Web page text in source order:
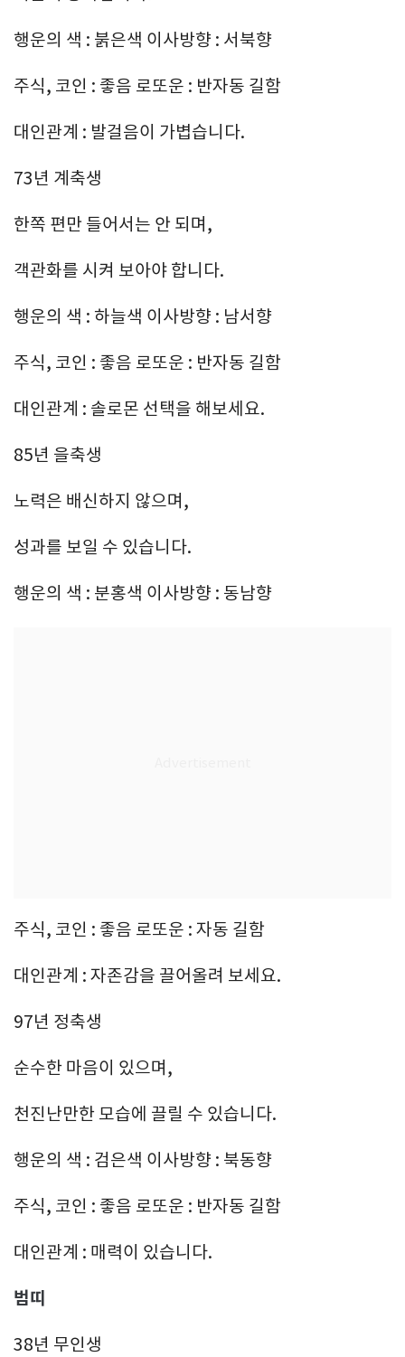
행운의 색 : 붉은색 이사방향 : 서북향
주식, 코인 : 좋음 로또운 : 반자동 길함
대인관계 : 발걸음이 가볍습니다.
73년 계축생
한쪽 편만 들어서는 안 되며,
객관화를 시켜 보아야 합니다.
행운의 색 : 하늘색 이사방향 : 남서향
주식, 코인 : 좋음 로또운 : 반자동 길함
대인관계 : 솔로몬 선택을 해보세요.
85년 을축생
노력은 배신하지 않으며,
성과를 보일 수 있습니다.
행운의 색 : 분홍색 이사방향 : 동남향
주식, 코인 : 좋음 로또운 : 자동 길함
대인관계 : 자존감을 끌어올려 보세요.
97년 정축생
순수한 마음이 있으며,
천진난만한 모습에 끌릴 수 있습니다.
행운의 색 : 검은색 이사방향 : 북동향
주식, 코인 : 좋음 로또운 : 반자동 길함
대인관계 : 매력이 있습니다.
범띠
38년 무인생